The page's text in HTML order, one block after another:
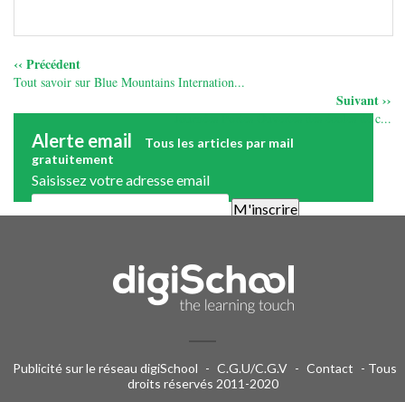
‹‹ Précédent
Tout savoir sur Blue Mountains Internation...
Suivant ››
Journées Portes Ouvertes des écoles de c...
Alerte email
Tous les articles par mail
gratuitement
Saisissez votre adresse email
désinscrire facilement. Aucune publicité.
Publicité sur le réseau digiSchool - C.G.U/C.G.V - Contact - Tous
droits réservés 2011-2020